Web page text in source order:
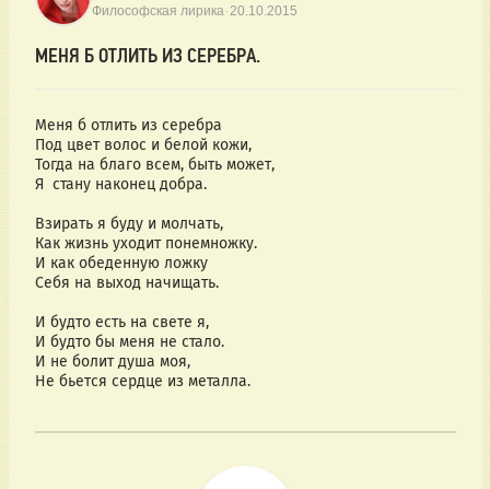
Философская лирика·20.10.2015
МЕНЯ Б ОТЛИТЬ ИЗ СЕРЕБРА.
Меня б отлить из серебра
Под цвет волос и белой кожи,
Тогда на благо всем, быть может,
Я стану наконец добра.
Взирать я буду и молчать,
Как жизнь уходит понемножку.
И как обеденную ложку
Себя на выход начищать.
И будто есть на свете я,
И будто бы меня не стало.
И не болит душа моя,
Не бьется сердце из металла.